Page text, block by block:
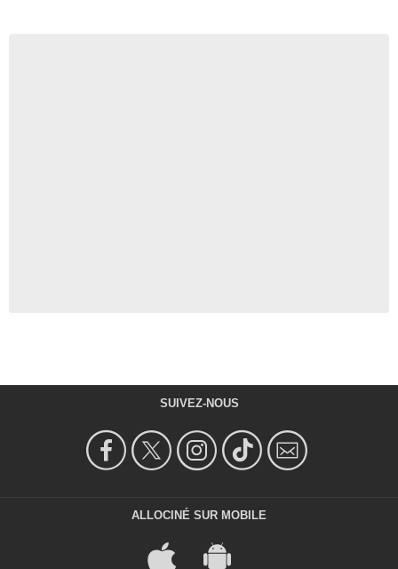
SUIVEZ-NOUS
ALLOCINÉ SUR MOBILE